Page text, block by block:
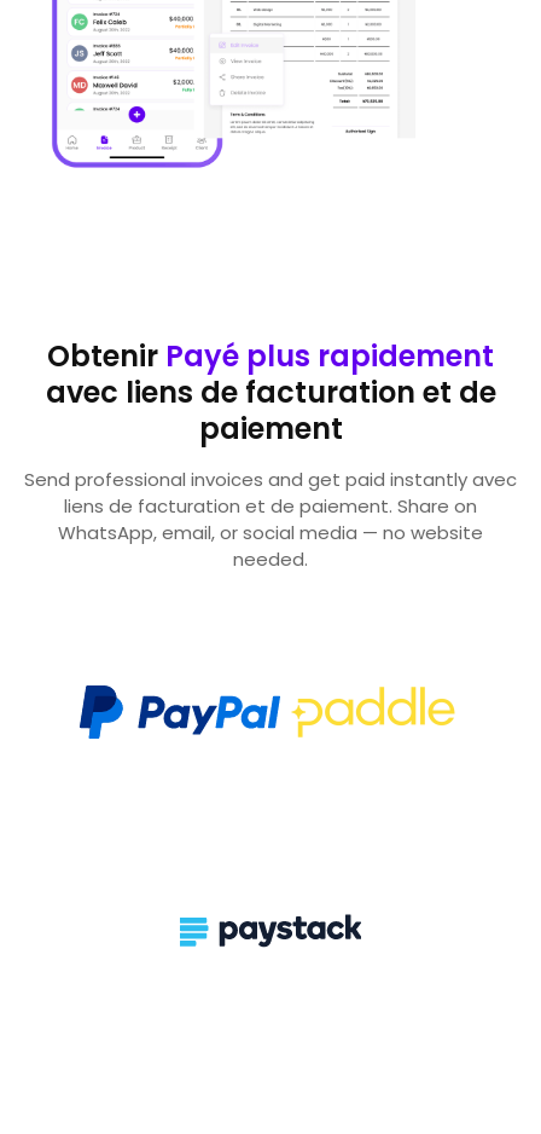
Obtenir Payé plus rapidement
avec liens de facturation et de
paiement
Send professional invoices and get paid instantly avec
liens de facturation et de paiement. Share on
WhatsApp, email, or social media — no website
needed.